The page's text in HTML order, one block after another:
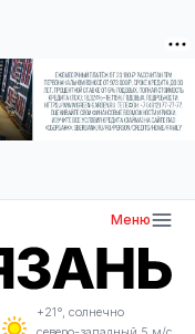
Меню
+21°, солнечно